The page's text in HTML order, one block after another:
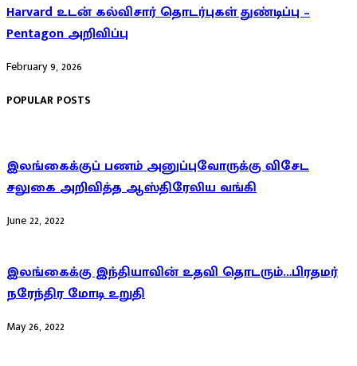
Harvard உடன் கல்விசார் தொடர்புகள் துண்டிப்பு –
Pentagon அறிவிப்பு
February 9, 2026
POPULAR POSTS
இலங்கைக்குப் பணம் அனுப்புவோருக்கு விசேட
சலுகை அறிவித்த ஆஸ்திரேலிய வங்கி
June 22, 2022
இலங்கைக்கு இந்தியாவின் உதவி தொடரும்…பிரதமர்
நரேந்திர மோடி உறுதி
May 26, 2022